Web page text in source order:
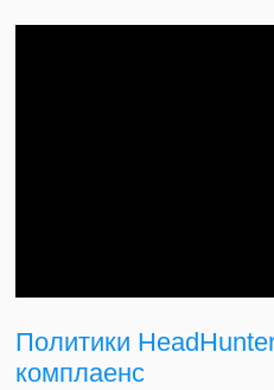
Политики
комплаенс